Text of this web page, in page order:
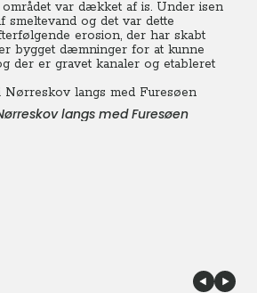
området var dækket af is. Under isen
smeltevand og det var dette
erosion, der har skabt
bygget dæmninger for at kunne
der er gravet kanaler og etableret
langs med Furesøen